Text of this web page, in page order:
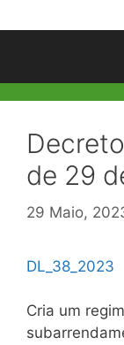
de 29
29 Maio,
DL_38_2023
Cria um